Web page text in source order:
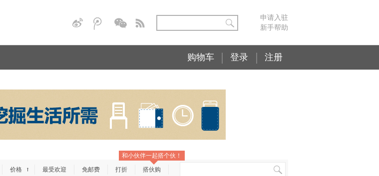
申请入驻
新手帮助
购物车 登录 注册
价格 → 最受欢迎 免邮费 打折 搭伙购
和小伙伴一起搭个伙！